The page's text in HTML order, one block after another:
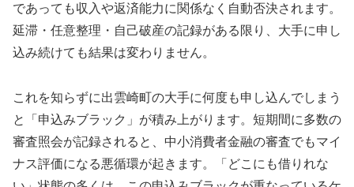
であっても収入や返済能力に関係なく自動否決されます。
延滞・任意整理・自己破産の記録がある限り、大手に申し
込み続けても結果は変わりません。
これを知らずに出雲崎町の大手に何度も申し込んでしまう
と「申込みブラック」が積み上がります。短期間に多数の
審査照会が記録されると、中小消費者金融の審査でもマイ
ナス評価になる悪循環が起きます。「どこにも借りれな